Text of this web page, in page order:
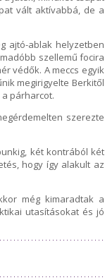
vált aktívabbá, de a
ajtó-ablak helyzetben
szellemű focira
védők. A meccs egyik
megirigyelte Berkitől
párharcot.
szerezte
két kontrából két
hogy így alakult az
még kimaradtak a
utasításokat és jó